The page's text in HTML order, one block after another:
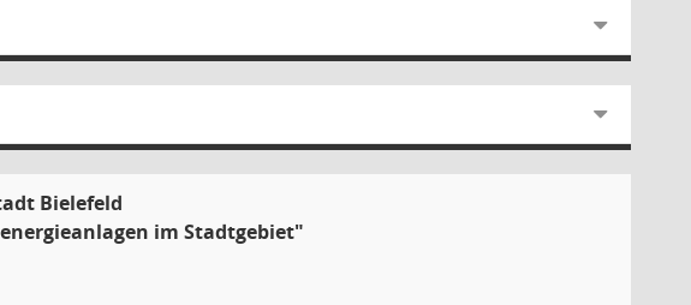
Bielefeld
im Stadtgebiet"